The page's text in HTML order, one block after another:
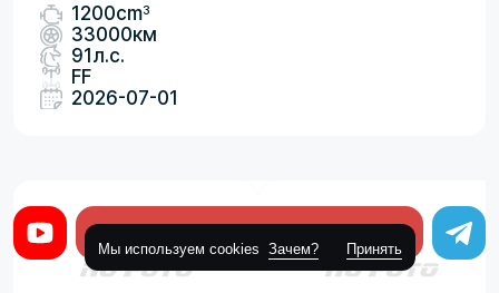
1200cm3
33000км
91л.с.
FF
2026-07-01
Мы используем cookies Зачем? Принять